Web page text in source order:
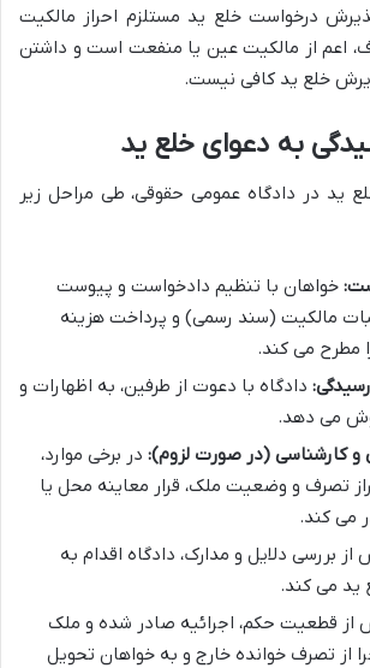
درخواست خلع ید مستلزم احراز مالکیت
اعم از مالکیت عین یا منفعت است و داشتن
خلع ید کافی نیست.
به دعوای خلع ید
ید در دادگاه عمومی حقوقی، طی مراحل زیر
خواهان با تنظیم دادخواست و پیوست
مالکیت (سند رسمی) و پرداخت هزینه
مطرح می کند.
دادگاه با دعوت از طرفین، به اظهارات و
می دهد.
و کارشناسی (در صورت لزوم): در برخی موارد،
تصرف و وضعیت ملک، قرار معاینه محل یا
می کند.
بررسی دلایل و مدارک، دادگاه اقدام به
ید می کند.
از قطعیت حکم، اجرائیه صادر شده و ملک
از تصرف خوانده خارج و به خواهان تحویل